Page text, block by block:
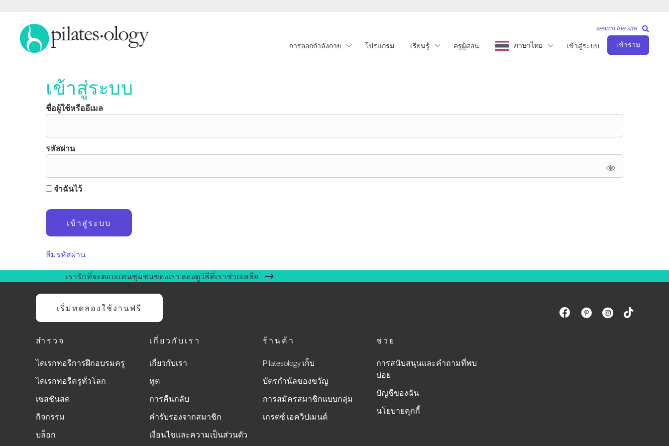
การออกกำลังกาย โปรแกรม เรียนรู้ ครูผู้สอน ภาษาไทย เข้าสู่ระบบ เข้าร่วม
search the site
เข้าสู่ระบบ
ชื่อผู้ใช้หรืออีเมล
รหัสผ่าน
จำฉันไว้
ลืมรหัสผ่าน
เรารักที่จะตอบแทนชุมชนของเรา ลองดูวิธีที่เราช่วยเหลือ
เริ่มทดลองใช้งานฟรี
สำรวจ
ไดเรกทอรีการฝึกอบรมครู
ไดเรกทอรีครูทั่วโลก
เซสชันสด
กิจกรรม
บล็อก
เกี่ยวกับเรา
เกี่ยวกับเรา
ทูต
การคืนกลับ
คำรับรองจากสมาชิก
เงื่อนไขและความเป็นส่วนตัว
ร้านค้า
Pilatesology เก็บ
บัตรกำนัลของขวัญ
การสมัครสมาชิกแบบกลุ่ม
เกรตซ์ เอควิปเมนต์
ช่วย
การสนับสนุนและคำถามที่พบ
บ่อย
บัญชีของฉัน
นโยบายคุกกี้